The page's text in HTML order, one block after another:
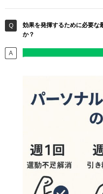
効果を発揮するために必要な
か？